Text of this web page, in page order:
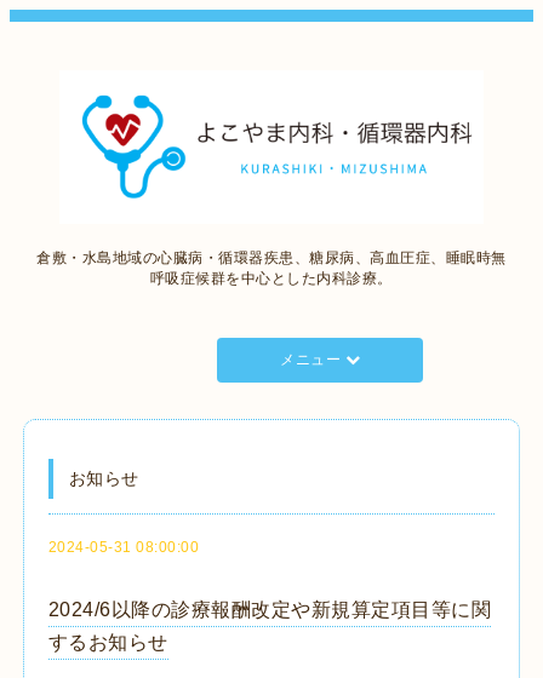
倉敷・水島地域の心臓病・循環器疾患、糖尿病、高血圧症、睡眠時無
呼吸症候群を中心とした内科診療。
メニュー
お知らせ
2024-05-31 08:00:00
2024/6以降の診療報酬改定や新規算定項目等に関
するお知らせ